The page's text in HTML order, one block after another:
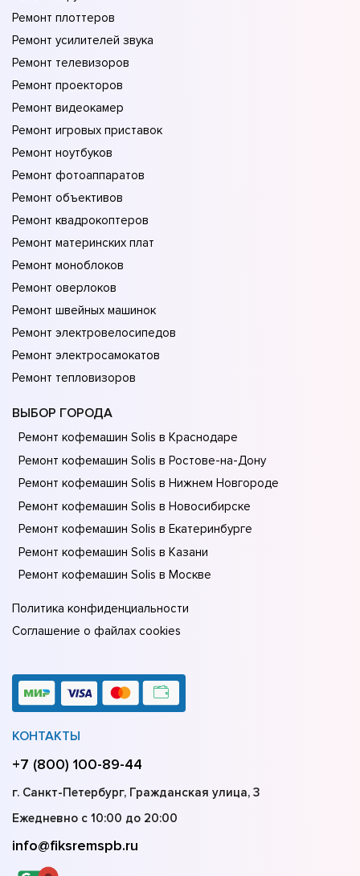
Ремонт плоттеров
Ремонт усилителей звука
Ремонт телевизоров
Ремонт проекторов
Ремонт видеокамер
Ремонт игровых приставок
Ремонт ноутбуков
Ремонт фотоаппаратов
Ремонт объективов
Ремонт квадрокоптеров
Ремонт материнских плат
Ремонт моноблоков
Ремонт оверлоков
Ремонт швейных машинок
Ремонт электровелосипедов
Ремонт электросамокатов
Ремонт тепловизоров
ВЫБОР ГОРОДА
Ремонт кофемашин Solis в Краснодаре
Ремонт кофемашин Solis в Ростове-на-Донy
Ремонт кофемашин Solis в Нижнем Новгороде
Ремонт кофемашин Solis в Новосибирске
Ремонт кофемашин Solis в Екатеринбурге
Ремонт кофемашин Solis в Казани
Ремонт кофемашин Solis в Москве
Политика конфиденциальности
Соглашение о файлах cookies
КОНТАКТЫ
+7 (800) 100-89-44
г. Санкт-Петербург, Гражданская улица, 3
Ежедневно с 10:00 до 20:00
info@fiksremspb.ru